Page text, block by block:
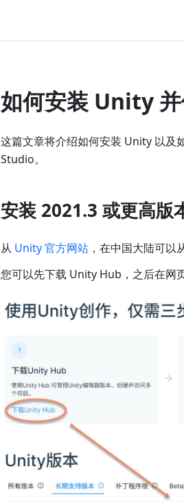
如何安装 Unity
这篇文章将介绍如何安装 Unity 以
Studio。
安装 2021.3 或更高版
从 Unity 官方网站，在中国大陆可以
您可以先下载 Unity Hub，之后在网